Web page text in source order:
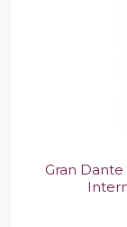
Gran